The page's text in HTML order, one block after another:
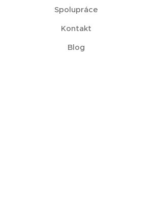
Spolupráce
Kontakt
Blog